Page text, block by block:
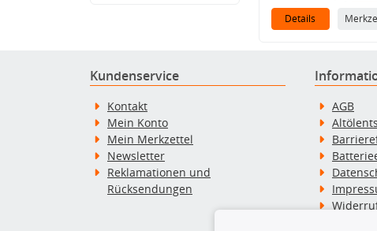
Details
Kundenservice
Kontakt
Mein Konto
Mein Merkzettel
Newsletter
Reklamationen und
Rücksendungen
AGB